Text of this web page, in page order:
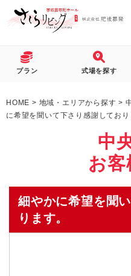
プラン 式場を探す
HOME > 地域・エリアから探す >
に希望を聞いて下さり感謝しており
中
お客
細やかに希望を聞
ります。